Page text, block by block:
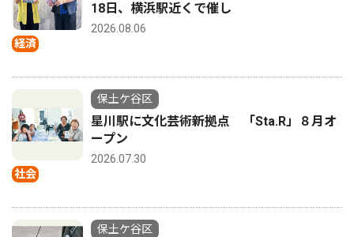
経済
18日、横浜駅近くで催し
2026.08.06
社会
保土ケ谷区
星川駅に文化芸術新拠点 「Sta.R」８月オ
ープン
2026.07.30
保土ケ谷区